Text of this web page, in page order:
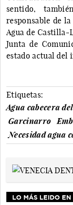
sentido,
responsable de
Agua de Castilla-
Junta de
estado actual del
Etiquetas:
Agua cabecera
Garcinarro
Necesidad agua
LO MÁS LEIDO